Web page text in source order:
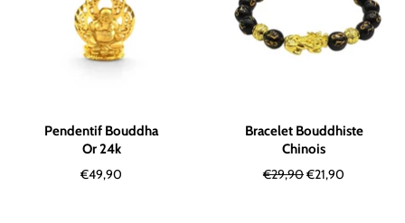
Pendentif Bouddha
Or 24k
Normaler
€49,90
Bracelet Bouddhiste
Chinois
Normaler
€29,90Sonderpreis
€21,90